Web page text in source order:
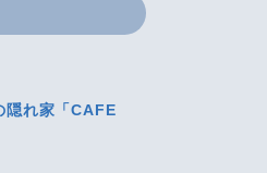
隠れ家「CAFE